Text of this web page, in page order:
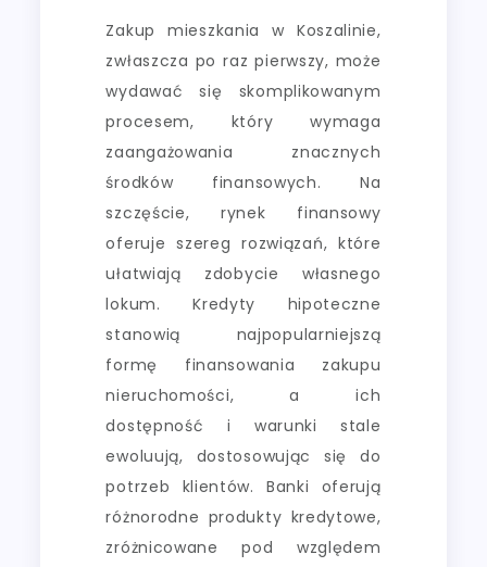
Zakup mieszkania w Koszalinie,
zwłaszcza po raz pierwszy, może
wydawać się skomplikowanym
procesem, który wymaga
zaangażowania znacznych
środków finansowych. Na
szczęście, rynek finansowy
oferuje szereg rozwiązań, które
ułatwiają zdobycie własnego
lokum. Kredyty hipoteczne
stanowią najpopularniejszą
formę finansowania zakupu
nieruchomości, a ich
dostępność i warunki stale
ewoluują, dostosowując się do
potrzeb klientów. Banki oferują
różnorodne produkty kredytowe,
zróżnicowane pod względem